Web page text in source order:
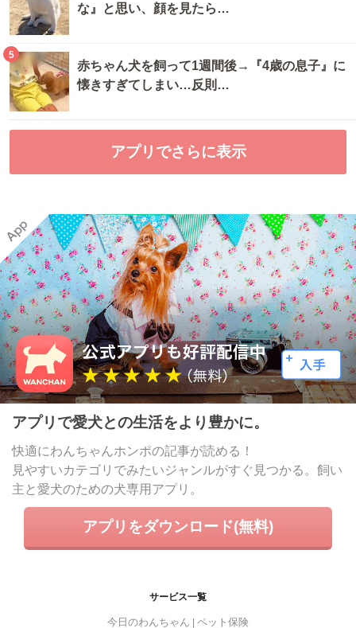
な』と思い、顔を見たら…
5
赤ちゃん犬を飼って1週間後→『4歳の息子』に
懐きすぎてしまい…反則…
アプリでさらに表示
アプリで愛犬との生活をより豊かに。
快適にわんちゃんホンポの記事が読める！
見やすいカテゴリでみたいジャンルがすぐ見つかる。飼い
主と愛犬のための犬専用アプリ。
アプリをダウンロード(無料)
サービス一覧
今日のわんちゃん ペット保険